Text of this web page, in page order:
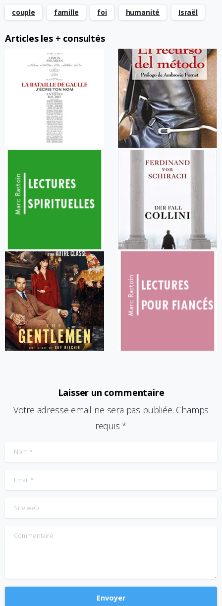
couple famille foi humanité Israël
Articles les + consultés
Laisser un commentaire
Votre adresse email ne sera pas publiée. Champs
requis *
Nom*
Email*
Site web
Commentaire